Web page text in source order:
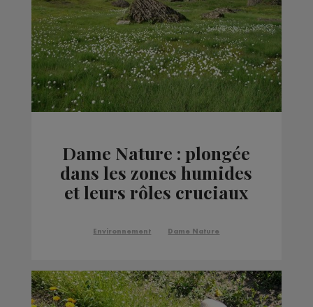
Dame Nature : plongée
dans les zones humides
et leurs rôles cruciaux
Environnement Dame Nature